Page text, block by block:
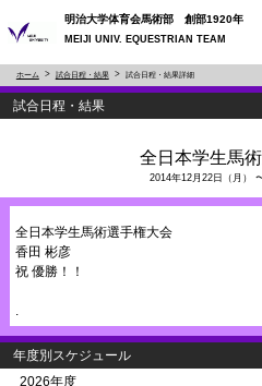
明治大学体育会馬術部 創部1920年
MEIJI UNIV. EQUESTRIAN TEAM
ホーム 試合日程・結果 試合日程・結果詳細
試合日程・結果
全日本学生馬
2014年12月22日（月）
全日本学生馬術選手権大会
香田 彬彦
祝 優勝！！
.
年度別スケジュール
2026年度